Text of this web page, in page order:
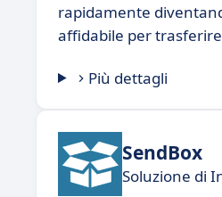
rapidamente
affidabile per
Più dettagli
SendBox
Soluzione di